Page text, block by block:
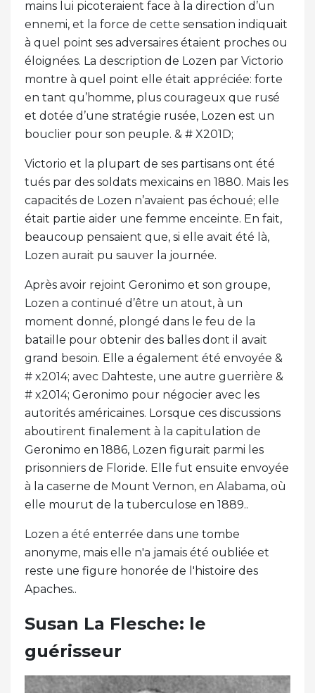
mains lui picoteraient face à la direction d’un
ennemi, et la force de cette sensation indiquait
à quel point ses adversaires étaient proches ou
éloignées. La description de Lozen par Victorio
montre à quel point elle était appréciée: forte
en tant qu’homme, plus courageux que rusé
et dotée d’une stratégie rusée, Lozen est un
bouclier pour son peuple. & # X201D;
Victorio et la plupart de ses partisans ont été
tués par des soldats mexicains en 1880. Mais les
capacités de Lozen n’avaient pas échoué; elle
était partie aider une femme enceinte. En fait,
beaucoup pensaient que, si elle avait été là,
Lozen aurait pu sauver la journée.
Après avoir rejoint Geronimo et son groupe,
Lozen a continué d’être un atout, à un
moment donné, plongé dans le feu de la
bataille pour obtenir des balles dont il avait
grand besoin. Elle a également été envoyée &
# x2014; avec Dahteste, une autre guerrière &
# x2014; Geronimo pour négocier avec les
autorités américaines. Lorsque ces discussions
aboutirent finalement à la capitulation de
Geronimo en 1886, Lozen figurait parmi les
prisonniers de Floride. Elle fut ensuite envoyée
à la caserne de Mount Vernon, en Alabama, où
elle mourut de la tuberculose en 1889..
Lozen a été enterrée dans une tombe
anonyme, mais elle n'a jamais été oubliée et
reste une figure honorée de l'histoire des
Apaches..
Susan La Flesche: le
guérisseur